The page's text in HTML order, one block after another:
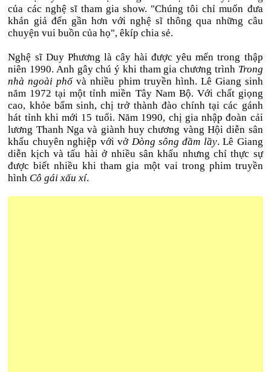
của các nghệ sĩ tham gia show. "Chúng tôi chỉ muốn đưa
khán giả đến gần hơn với nghệ sĩ thông qua những câu
chuyện vui buồn của họ", êkíp chia sẻ.
Nghệ sĩ Duy Phương là cây hài được yêu mến trong thập
niên 1990. Anh gây chú ý khi tham gia chương trìnhTrong
nhà ngoài phốvà nhiều phim truyền hình. Lê Giang sinh
năm 1972 tại một tỉnh miền Tây Nam Bộ. Với chất giọng
cao, khỏe bẩm sinh, chị trở thành đào chính tại các gánh
hát tỉnh khi mới 15 tuổi. Năm 1990, chị gia nhập đoàn cải
lương Thanh Nga và giành huy chương vàng Hội diễn sân
khấu chuyên nghiệp với vở Dòng sông đầm lầy. Lê Giang
diễn kịch và tấu hài ở nhiều sân khấu nhưng chỉ thực sự
được biết nhiều khi tham gia một vai trong phim truyền
hình Cô gái xấu xí.